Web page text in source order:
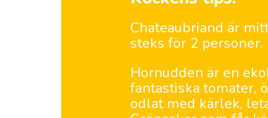
Chateaubriand är
steks för 2 personer.
Hornudden är en
fantastiska tomater,
odlat med kärlek,